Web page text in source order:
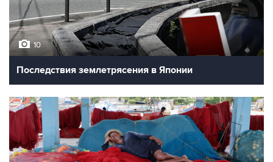
10
Последствия землетрясения в Японии